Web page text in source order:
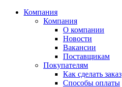
Компания
Компания
О компании
Новости
Вакансии
Поставщикам
Покупателям
Как сделать заказ
Способы оплаты